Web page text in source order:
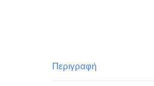
Περιγραφή